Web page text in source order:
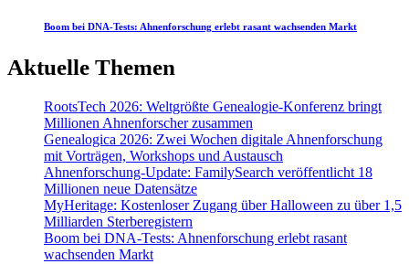
Boom bei DNA-Tests: Ahnenforschung erlebt rasant wachsenden Markt
Aktuelle Themen
RootsTech 2026: Weltgrößte Genealogie-Konferenz bringt
Millionen Ahnenforscher zusammen
Genealogica 2026: Zwei Wochen digitale Ahnenforschung
mit Vorträgen, Workshops und Austausch
Ahnenforschung-Update: FamilySearch veröffentlicht 18
Millionen neue Datensätze
MyHeritage: Kostenloser Zugang über Halloween zu über 1,5
Milliarden Sterberegistern
Boom bei DNA-Tests: Ahnenforschung erlebt rasant
wachsenden Markt